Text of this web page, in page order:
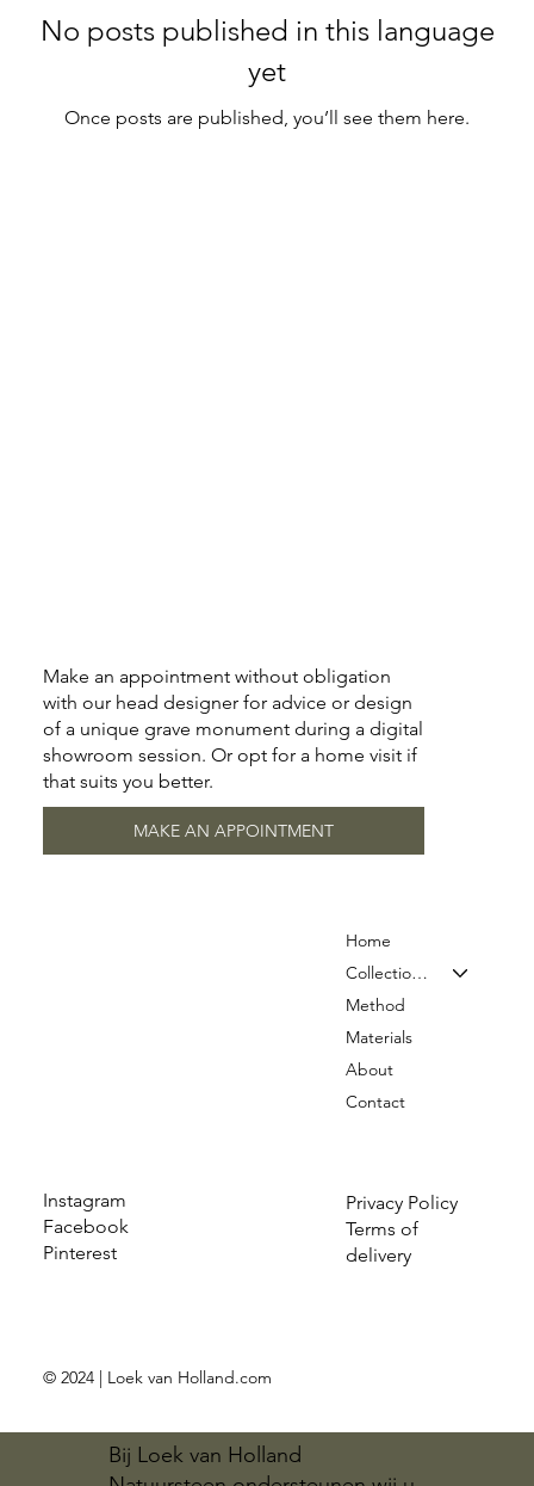
Bij Loek van Holland
No posts published in this language
yet
Once posts are published, you’ll see them here.
Instagram
Facebook
Pinterest
Privacy Policy
Terms of
delivery
Home
Collection & Prices
Method
Materials
About
Contact
© 2024 | Loek van Holland.com
Make an appointment without obligation
with our head designer for advice or design
of a unique grave monument during a digital
showroom session. Or opt for a home visit if
that suits you better.
MAKE AN APPOINTMENT